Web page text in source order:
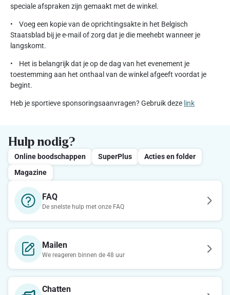
speciale afspraken zijn gemaakt met de winkel.
• Voeg een kopie van de oprichtingsakte in het Belgisch
Staatsblad bij je e-mail of zorg dat je die meehebt wanneer je
langskomt.
• Het is belangrijk dat je op de dag van het evenement je
toestemming aan het onthaal van de winkel afgeeft voordat je
begint.
Heb je sportieve sponsoringsaanvragen? Gebruik deze link
Hulp nodig?
Online boodschappen SuperPlus
Acties en folder
Magazine
FAQ
De snelste hulp met onze FAQ
Mailen
We reageren binnen de 48 uur
Chatten